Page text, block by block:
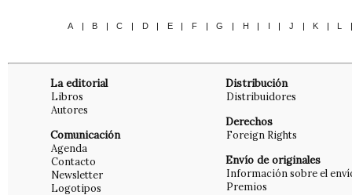
A | B | C | D | E | F | G | H | I | J | K | L
La editorial
Libros
Autores
Comunicación
Agenda
Contacto
Newsletter
Logotipos
Distribución
Distribuidores
Derechos
Foreign Rights
Envío de originales
Información sobre el
Premios